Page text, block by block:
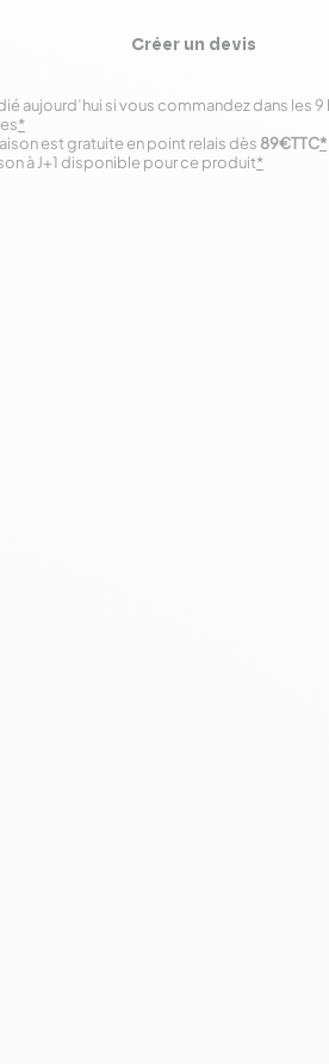
Créer un devis
aujourd’hui si vous commandez dans les 9
*
à J+1 disponible pour ce produit*
est gratuite en point relais dès 89€TTC*